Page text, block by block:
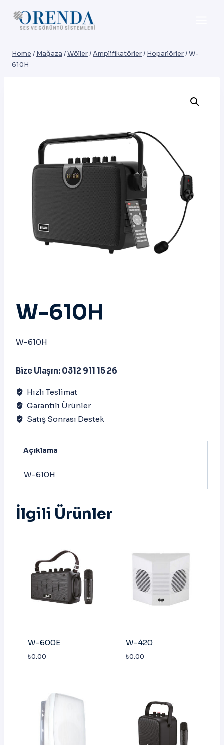
Home / Mağaza /Wöller/Amplifikatörler/ Hoparlörler/W-
610H
W-610H
W-610H
Bize Ulaşın: 0312 911 15 26
Hızlı Teslimat
Garantili Ürünler
Satış Sonrası Destek
Açıklama
W-610H
İlgili Ürünler
W-600E
₺0.00
W-420
₺0.00